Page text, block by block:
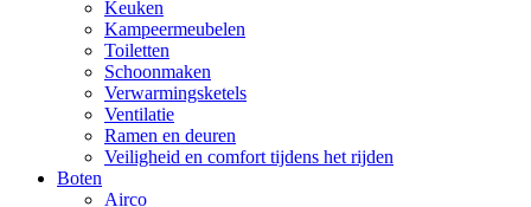
Keuken
Kampeermeubelen
Toiletten
Schoonmaken
Verwarmingsketels
Ventilatie
Ramen en deuren
Veiligheid en comfort tijdens het rijden
Boten
Airco